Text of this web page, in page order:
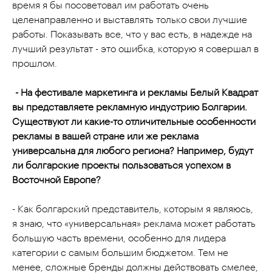
время я бы посоветовал им работать очень
целенаправленно и выставлять только свои лучшие
работы. Показывать все, что у вас есть, в надежде на
лучший результат - это ошибка, которую я совершал в
прошлом.
- На фестивале маркетинга и рекламы Белый Квадрат
вы представляете рекламную индустрию Болгарии.
Существуют ли какие-то отличительные особенности
рекламы в вашей стране или же реклама
универсальна для любого региона? Например, будут
ли болгарские проекты пользоваться успехом в
Восточной Европе?
- Как болгарский представитель, которым я являюсь,
я знаю, что «универсальная» реклама может работать
большую часть времени, особенно для лидера
категории с самым большим бюджетом. Тем не
менее, сложные бренды должны действовать смелее,